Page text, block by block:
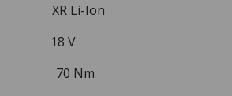
Li-Ion
18 V
70 Nm